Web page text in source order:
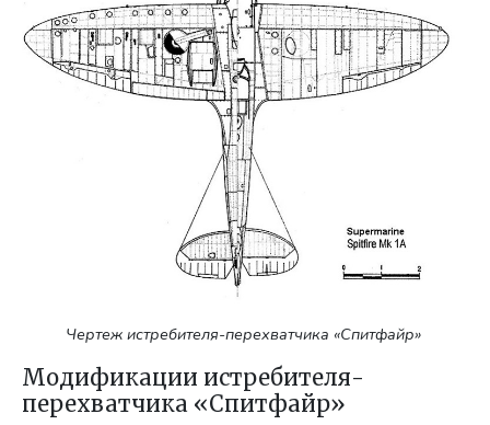
Чертеж истребителя-перехватчика «Спитфайр»
Модификации истребителя-
перехватчика «Спитфайр»